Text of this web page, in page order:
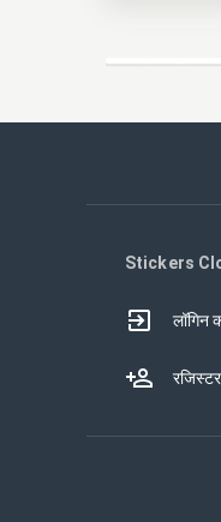
Stickers
लॉगिन